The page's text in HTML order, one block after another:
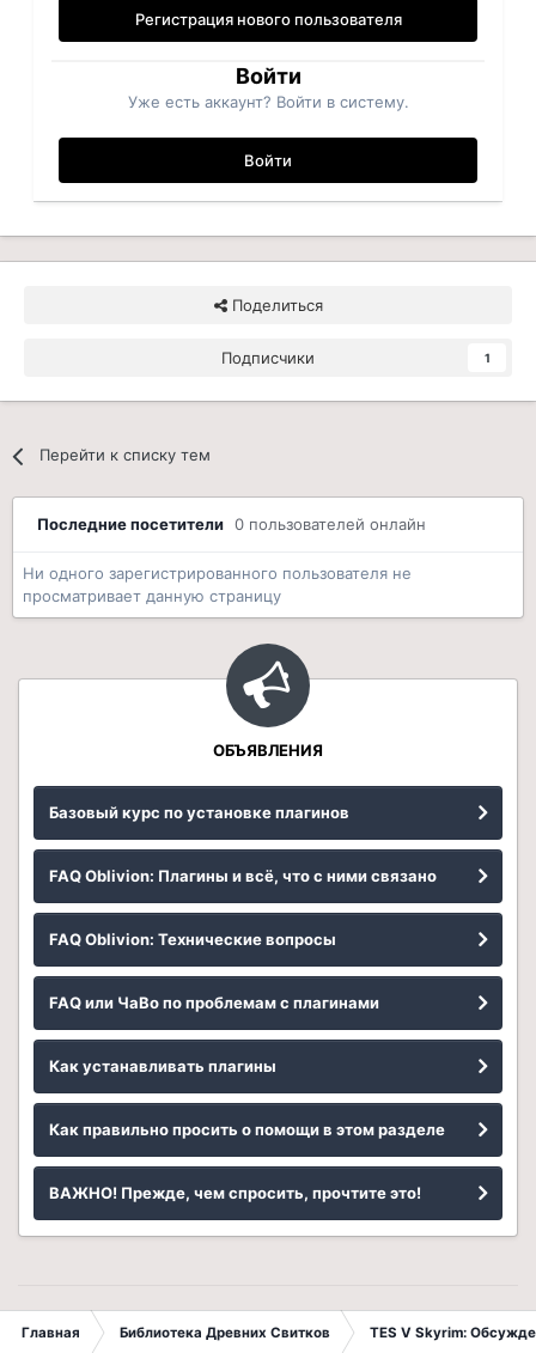
Регистрация нового пользователя
Войти
Уже есть аккаунт? Войти в систему.
Войти
Поделиться
Подписчики 1
Перейти к списку тем
Последние посетители 0 пользователей онлайн
Ни одного зарегистрированного пользователя не
просматривает данную страницу
ОБЪЯВЛЕНИЯ
Базовый курс по установке плагинов
FAQ Oblivion: Плагины и всё, что с ними связано
FAQ Oblivion: Технические вопросы
FAQ или ЧаВо по проблемам с плагинами
Как устанавливать плагины
Как правильно просить о помощи в этом разделе
ВАЖНО! Прежде, чем спросить, прочтите это!
Главная Библиотека Древних Свитков TES V Skyrim: